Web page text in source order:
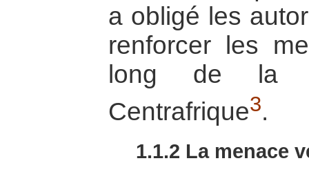
a obligé les
renforcer les
long de la
Centrafrique3.
1.1.2 La menace